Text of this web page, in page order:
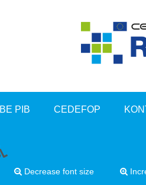
IBE PIB CEDEFOP
Decrease font size